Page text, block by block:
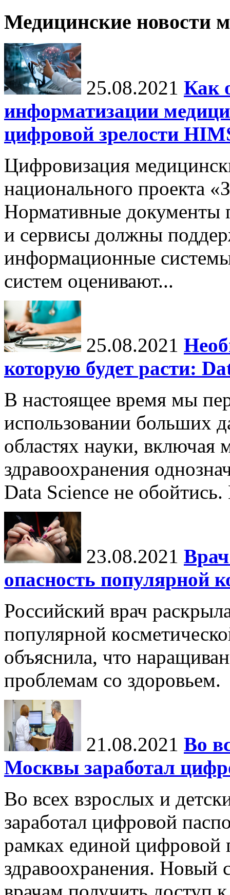
Медицинские новости
25.08.2021 Как
информатизации
цифровой зрелости
Цифровизация
национального проекта
Нормативные документы
и сервисы должны
информационные
систем оценивают...
25.08.2021
которую будет расти:
В настоящее время мы
использовании больших
областях науки, включая
здравоохранения
Data Science не
23.08.2021
опасность популярной
Российский врач
популярной
объяснила, что
проблемам со здоровьем.
21.08.2021 Во
Москвы заработал
Во всех взрослых и
заработал цифровой
рамках единой цифровой
здравоохранения. Новый